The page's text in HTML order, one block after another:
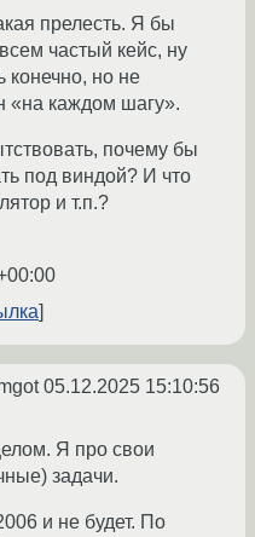
прелесть. Я бы
частый кейс, ну
конечно, но не
«на каждом шагу».
почему бы
под виндой? И что
и т.п.?
05.12.2025 15:10:56
Я про свои
задачи.
и не будет. По